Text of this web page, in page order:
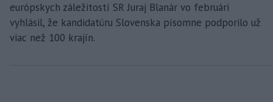
európskych záležitostí SR Juraj Blanár vo februári
vyhlásil, že kandidatúru Slovenska písomne podporilo už
viac než 100 krajín.